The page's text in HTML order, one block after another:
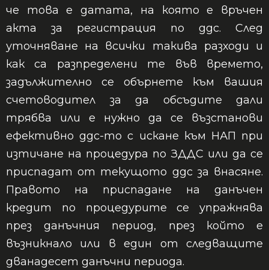
че това е датата, на която е връчен
акта за регистрация по ддс. След
уточняване на всички такива разходи и
как са разпределени те във времето,
задължително се обърнете към вашия
счетоводител за да обсъдите дали
трябва или е нужно да се възстанови
ефективно ддс-то с искане към НАП при
изтичане на процедура по ЗДДС или да се
приспадат от текущото ддс за внасяне.
Правото на приспадане на данъчен
кредит по процедурите се упражнява
през данъчния период, през който е
възникнало или в един от следващите
дванадесет данъчни периода.